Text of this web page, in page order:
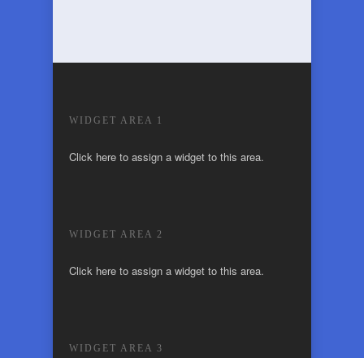
WIDGET AREA 1
Click here to assign a widget to this area.
WIDGET AREA 2
Click here to assign a widget to this area.
WIDGET AREA 3